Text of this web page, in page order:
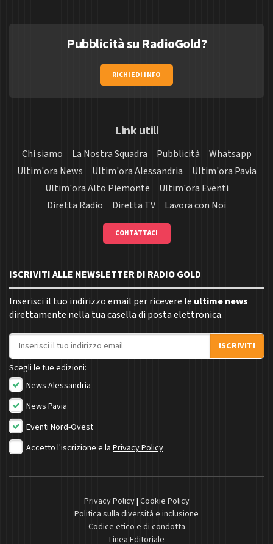
Pubblicità su RadioGold?
RICHIEDI INFO
Link utili
Chi siamo La Nostra Squadra Pubblicità
Whatsapp
Ultim'ora News
Ultim'ora Alessandria
Ultim'ora Pavia
Ultim'ora Alto Piemonte
Ultim'ora Eventi
Diretta Radio
Diretta TV Lavora con Noi
CONTATTACI
ISCRIVITI ALLE NEWSLETTER DI RADIO GOLD
Inserisci il tuo indirizzo email per ricevere le ultime news
direttamente nella tua casella di posta elettronica.
Indirizzo email
ISCRIVITI
Scegli le tue edizioni:
News Alessandria
News Pavia
Eventi Nord-Ovest
Accetto l'iscrizione e la Privacy Policy
Privacy Policy| Cookie Policy
Politica sulla diversità e inclusione
Codice etico e di condotta
Linea Editoriale